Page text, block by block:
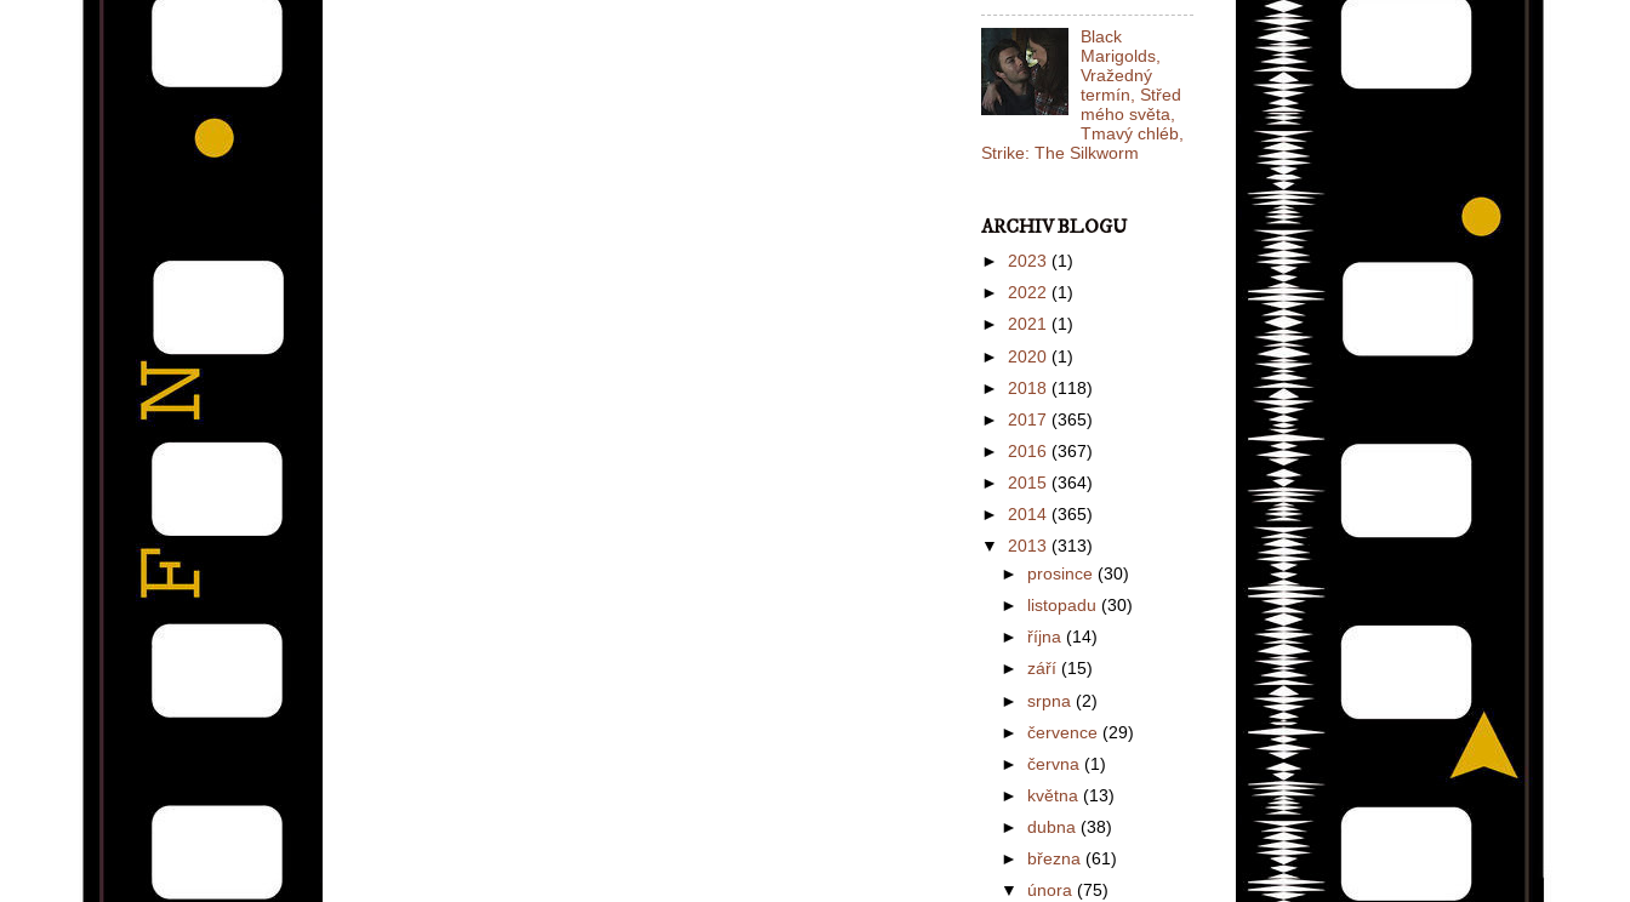
Black
Marigolds,
Vražedný
termín, Střed
mého světa,
Tmavý chléb,
Strike: The Silkworm
ARCHIV BLOGU
► 2023 (1)
► 2022 (1)
► 2021 (1)
► 2020 (1)
► 2018 (118)
► 2017 (365)
► 2016 (367)
► 2015 (364)
► 2014 (365)
▼ 2013 (313)
► prosince (30)
►
listopadu (30)
► října (14)
► září (15)
► srpna (2)
► července (29)
► června (1)
►
května (13)
► dubna (38)
►
března (61)
▼ února (75)